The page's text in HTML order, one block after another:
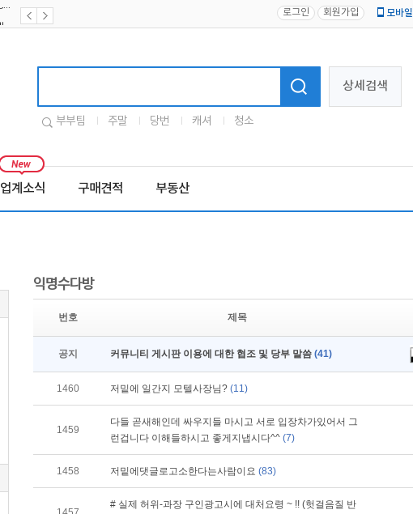
로그인 회원가입 모바일
상세검색
부부팀 주말 당번 캐셔 청소
업계소식 구매견적 부동산
익명수다방
번호 제목
공지 커뮤니티 게시판 이용에 대한 협조 및 당부 말씀 (41)
1460 저밑에 일간지 모텔사장님? (11)
1459
다들 곧새해인데 싸우지들 마시고 서로 입장차가있어서 그
런겁니다 이해들하시고 좋게지냅시다^^ (7)
1458 저밑에댓글로고소한다는사람이요 (83)
# 실제 허위-과장 구인광고시에 대처요령 ~ !! (헛걸음질 반